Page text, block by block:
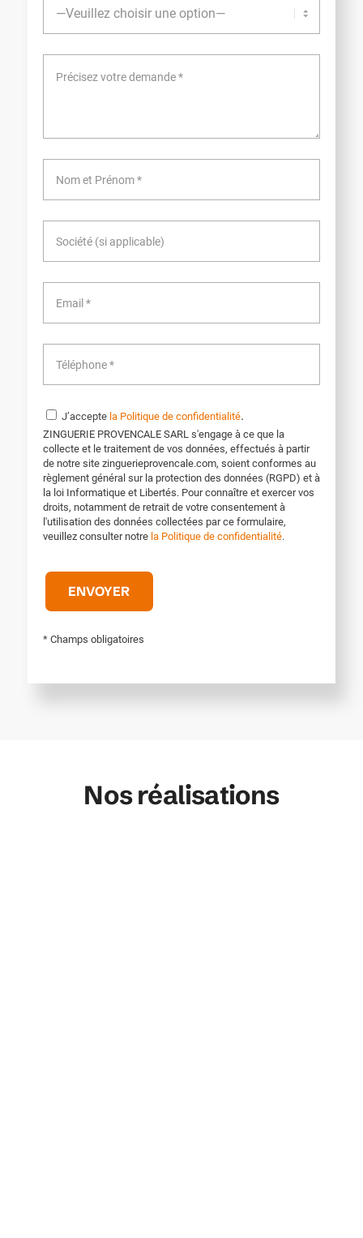
J’accepte la Politique de confidentialité.
ZINGUERIE PROVENCALE SARL s'engage à ce que la
collecte et le traitement de vos données, effectués à partir
de notre site zinguerieprovencale.com, soient conformes au
règlement général sur la protection des données (RGPD) et à
la loi Informatique et Libertés. Pour connaître et exercer vos
droits, notamment de retrait de votre consentement à
l'utilisation des données collectées par ce formulaire,
veuillez consulter notre la Politique de confidentialité.
* Champs obligatoires
Nos réalisations